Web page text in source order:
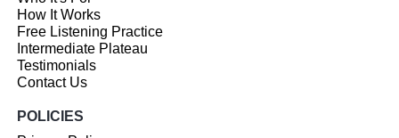
How It Works
Free Listening Practice
Intermediate Plateau
Testimonials
Contact Us
POLICIES